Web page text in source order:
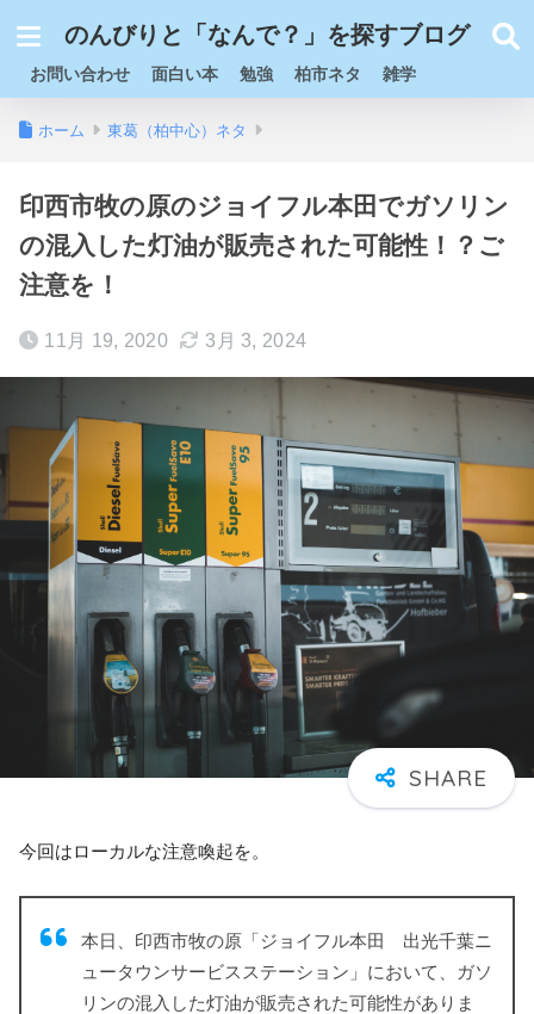
のんびりと「なんで？」を探すブログ
お問い合わせ 面白い本 勉強 柏市ネタ 雑学
ホーム 東葛（柏中心）ネタ
印西市牧の原のジョイフル本田でガソリン
の混入した灯油が販売された可能性！？ご
注意を！
11月 19, 2020 3月 3, 2024
今回はローカルな注意喚起を。
本日、印西市牧の原「ジョイフル本田 出光千葉ニ
ュータウンサービスステーション」において、ガソ
リンの混入した灯油が販売された可能性がありま